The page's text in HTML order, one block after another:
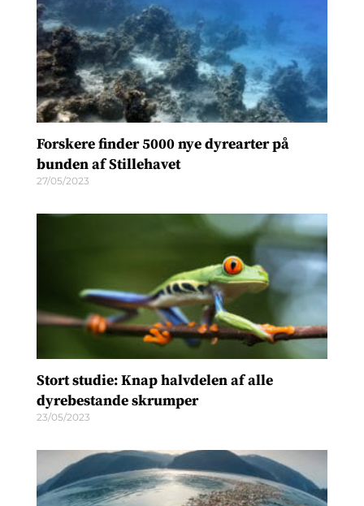
Forskere finder 5000 nye dyrearter på
bunden af Stillehavet
27/05/2023
Stort studie: Knap halvdelen af alle
dyrebestande skrumper
23/05/2023